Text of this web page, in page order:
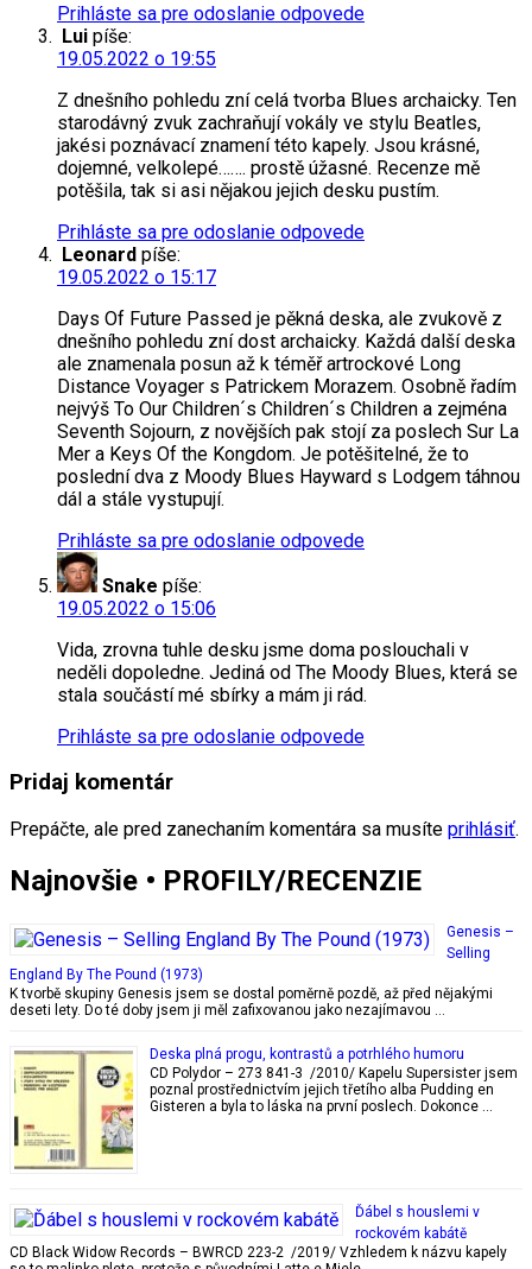
Prihláste sa pre odoslanie odpovede
Lui píše:
19.05.2022 o 19:55
Z dnešního pohledu zní celá tvorba Blues archaicky. Ten
starodávný zvuk zachraňují vokály ve stylu Beatles,
jakési poznávací znamení této kapely. Jsou krásné,
dojemné, velkolepé……. prostě úžasné. Recenze mě
potěšila, tak si asi nějakou jejich desku pustím.
Prihláste sa pre odoslanie odpovede
Leonard píše:
19.05.2022 o 15:17
Days Of Future Passed je pěkná deska, ale zvukově z
dnešního pohledu zní dost archaicky. Každá další deska
ale znamenala posun až k téměř artrockové Long
Distance Voyager s Patrickem Morazem. Osobně řadím
nejvýš To Our Children´s Children´s Children a zejména
Seventh Sojourn, z novějších pak stojí za poslech Sur La
Mer a Keys Of the Kongdom. Je potěšitelné, že to
poslední dva z Moody Blues Hayward s Lodgem táhnou
dál a stále vystupují.
Prihláste sa pre odoslanie odpovede
Snake píše:
19.05.2022 o 15:06
Vida, zrovna tuhle desku jsme doma poslouchali v
neděli dopoledne. Jediná od The Moody Blues, která se
stala součástí mé sbírky a mám ji rád.
Prihláste sa pre odoslanie odpovede
Pridaj komentár
Prepáčte, ale pred zanechaním komentára sa musíte prihlásiť.
Najnovšie • PROFILY/RECENZIE
Genesis –
Selling
England By The Pound (1973)
K tvorbě skupiny Genesis jsem se dostal poměrně pozdě, až před nějakými
deseti lety. Do té doby jsem ji měl zafixovanou jako nezajímavou …
Deska plná progu, kontrastů a potrhlého humoru
CD Polydor – 273 841-3 /2010/ Kapelu Supersister jsem
poznal prostřednictvím jejich třetího alba Pudding en
Gisteren a byla to láska na první poslech. Dokonce …
Ďábel s houslemi v
rockovém kabátě
CD Black Widow Records – BWRCD 223-2 /2019/ Vzhledem k názvu kapely